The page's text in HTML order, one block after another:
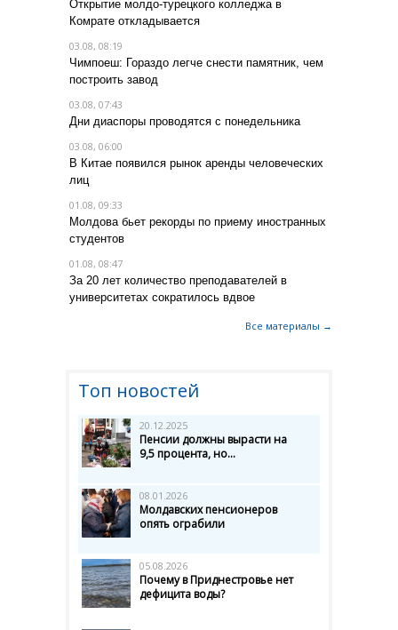
Открытие молдо-турецкого колледжа в
Комрате откладывается
03.08, 08:19
Чимпоеш: Гораздо легче снести памятник, чем
построить завод
03.08, 07:43
Дни диаспоры проводятся с понедельника
03.08, 06:00
В Китае появился рынок аренды человеческих
лиц
01.08, 09:33
Молдова бьет рекорды по приему иностранных
студентов
01.08, 08:47
За 20 лет количество преподавателей в
университетах сократилось вдвое
Все материалы →
Топ новостей
20.12.2025
Пенсии должны вырасти на
9,5 процента, но...
08.01.2026
Молдавских пенсионеров
опять ограбили
05.08.2026
Почему в Приднестровье нет
дефицита воды?